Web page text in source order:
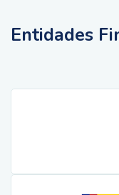
Entidades